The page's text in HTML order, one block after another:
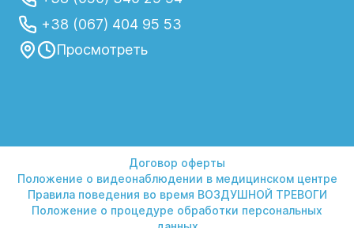
+38 (067) 404 95 53
Просмотреть
Договор оферты
Положение о видеонаблюдении в медицинском центре
Правила поведения во время ВОЗДУШНОЙ ТРЕВОГИ
Положение о процедуре обработки персональных